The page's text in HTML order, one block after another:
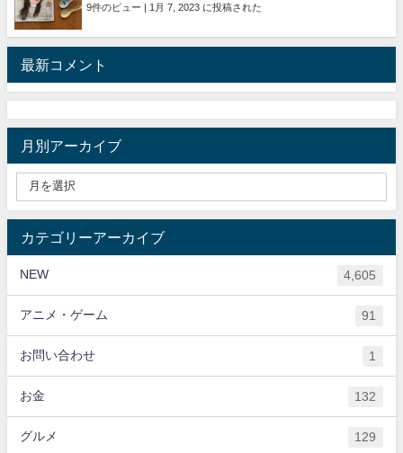
9件のビュー | 1月 7, 2023 に投稿された
最新コメント
月別アーカイブ
カテゴリーアーカイブ
NEW 4,605
アニメ・ゲーム 91
お問い合わせ 1
お金 132
グルメ 129